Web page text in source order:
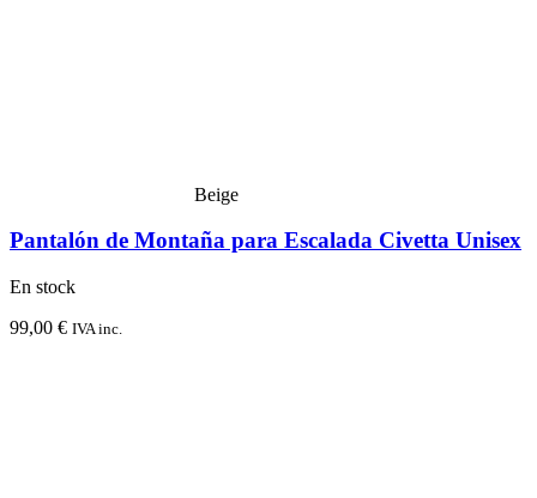
Beige
Pantalón de Montaña para Escalada Civetta Unisex
En stock
99,00 € IVA inc.